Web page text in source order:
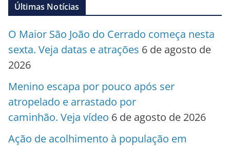
Últimas Notícias
O Maior São João do Cerrado começa nesta
sexta. Veja datas e atrações 6 de agosto de
2026
Menino escapa por pouco após ser
atropelado e arrastado por
caminhão. Veja vídeo 6 de agosto de 2026
Ação de acolhimento à população em